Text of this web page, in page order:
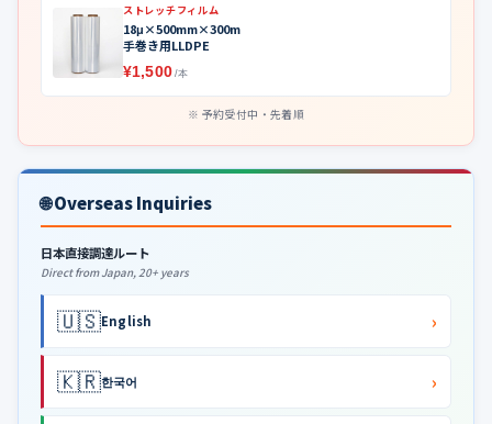
ストレッチフィルム
18μ×500mm×300m
手巻き用LLDPE
¥1,500 /本
予約受付中・先着順
🌐 Overseas Inquiries
日本直接調達ルート
Direct from Japan, 20+ years
🇺🇸English ›
🇰🇷한국어 ›